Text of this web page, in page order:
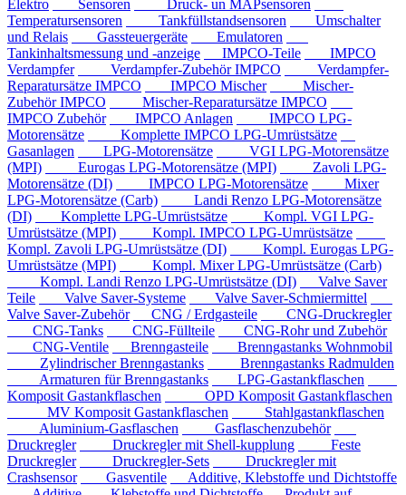
Elektro
Sensoren
Druck- un MAPsensoren
Temperatursensoren
Tankfüllstandsensoren
Umschalter
und Relais
Gassteuergeräte
Emulatoren
Tankinhaltsmessung und -anzeige
IMPCO-Teile
IMPCO
Verdampfer
Verdampfer-Zubehör IMPCO
Verdampfer-
Reparatursätze IMPCO
IMPCO Mischer
Mischer-
Zubehör IMPCO
Mischer-Reparatursätze IMPCO
IMPCO Zubehör
IMPCO Anlagen
IMPCO LPG-
Motorensätze
Komplette IMPCO LPG-Umrüstsätze
Gasanlagen
LPG-Motorensätze
VGI LPG-Motorensätze
(MPI)
Eurogas LPG-Motorensätze (MPI)
Zavoli LPG-
Motorensätze (DI)
IMPCO LPG-Motorensätze
Mixer
LPG-Motorensätze (Carb)
Landi Renzo LPG-Motorensätze
(DI)
Komplette LPG-Umrüstsätze
Kompl. VGI LPG-
Umrüstsätze (MPI)
Kompl. IMPCO LPG-Umrüstsätze
Kompl. Zavoli LPG-Umrüstsätze (DI)
Kompl. Eurogas LPG-
Umrüstsätze (MPI)
Kompl. Mixer LPG-Umrüstsätze (Carb)
Kompl. Landi Renzo LPG-Umrüstsätze (DI)
Valve Saver
Teile
Valve Saver-Systeme
Valve Saver-Schmiermittel
Valve Saver-Zubehör
CNG / Erdgasteile
CNG-Druckregler
CNG-Tanks
CNG-Füllteile
CNG-Rohr und Zubehör
CNG-Ventile
Brenngasteile
Brenngastanks Wohnmobil
Zylindrischer Brenngastanks
Brenngastanks Radmulden
Armaturen für Brenngastanks
LPG-Gastankflaschen
Komposit Gastankflaschen
OPD Komposit Gastankflaschen
MV Komposit Gastankflaschen
Stahlgastankflaschen
Aluminium-Gasflaschen
Gasflaschenzubehör
Druckregler
Druckregler mit Shell-kupplung
Feste
Druckregler
Druckregler-Sets
Druckregler mit
Crashsensor
Gasventile
Additive, Klebstoffe und Dichtstoffe